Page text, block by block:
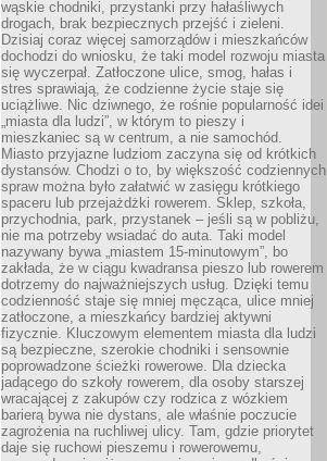
wąskie chodniki, przystanki przy hałaśliwych
drogach, brak bezpiecznych przejść i zieleni.
Dzisiaj coraz więcej samorządów i mieszkańców
dochodzi do wniosku, że taki model rozwoju miasta
się wyczerpał. Zatłoczone ulice, smog, hałas i
stres sprawiają, że codzienne życie staje się
uciążliwe. Nic dziwnego, że rośnie popularność idei
„miasta dla ludzi”, w którym to pieszy i
mieszkaniec są w centrum, a nie samochód.
Miasto przyjazne ludziom zaczyna się od krótkich
dystansów. Chodzi o to, by większość codziennych
spraw można było załatwić w zasięgu krótkiego
spaceru lub przejażdżki rowerem. Sklep, szkoła,
przychodnia, park, przystanek – jeśli są w pobliżu,
nie ma potrzeby wsiadać do auta. Taki model
nazywany bywa „miastem 15-minutowym”, bo
zakłada, że w ciągu kwadransa pieszo lub rowerem
dotrzemy do najważniejszych usług. Dzięki temu
codzienność staje się mniej męcząca, ulice mniej
zatłoczone, a mieszkańcy bardziej aktywni
fizycznie. Kluczowym elementem miasta dla ludzi
są bezpieczne, szerokie chodniki i sensownie
poprowadzone ścieżki rowerowe. Dla dziecka
jadącego do szkoły rowerem, dla osoby starszej
wracającej z zakupów czy rodzica z wózkiem
barierą bywa nie dystans, ale właśnie poczucie
zagrożenia na ruchliwej ulicy. Tam, gdzie priorytet
daje się ruchowi pieszemu i rowerowemu,